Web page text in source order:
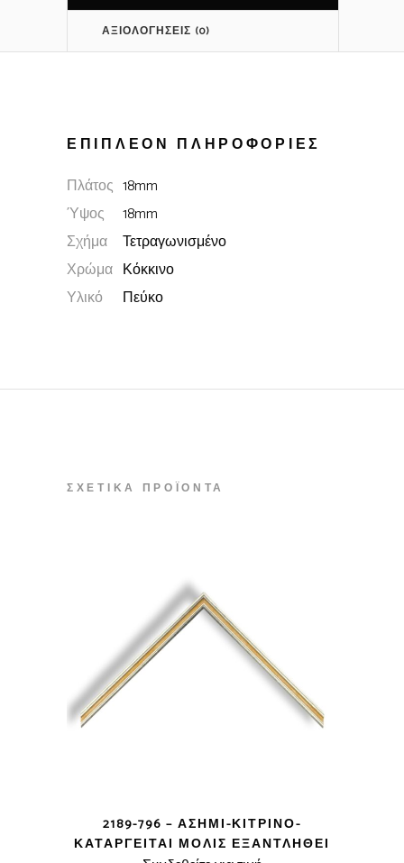
ΑΞΙΟΛΟΓΉΣΕΙΣ (0)
ΕΠΙΠΛΈΟΝ ΠΛΗΡΟΦΟΡΊΕΣ
Πλάτος 18mm
Ύψος
18mm
Σχήμα
Τετραγωνισμένο
Χρώμα Κόκκινο
Υλικό
Πεύκο
ΣΧΕΤΙΚΆ ΠΡΟΪΌΝΤΑ
2189-796 – ΑΣΗΜΊ-ΚΊΤΡΙΝΟ-
ΚΑΤΑΡΓΕΊΤΑΙ ΜΌΛΙΣ ΕΞΑΝΤΛΗΘΕΊ